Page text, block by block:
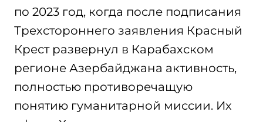
по 2023 год, когда после подписания
Трехстороннего заявления Красный
Крест развернул в Карабахском
регионе Азербайджана активность,
полностью противоречащую
понятию гуманитарной миссии. Их